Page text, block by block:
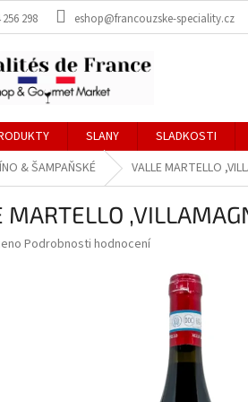
298 eshop@francouzske-speciality.cz
SLANY SLADKOSTI
& ŠAMPAŇSKÉ VALLE MARTELLO
MARTELLO
Podrobnosti hodnocení